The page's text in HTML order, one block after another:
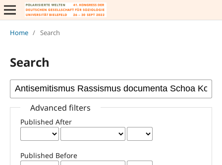
Home / Search
Search
Advanced filters
Published After
Published Before